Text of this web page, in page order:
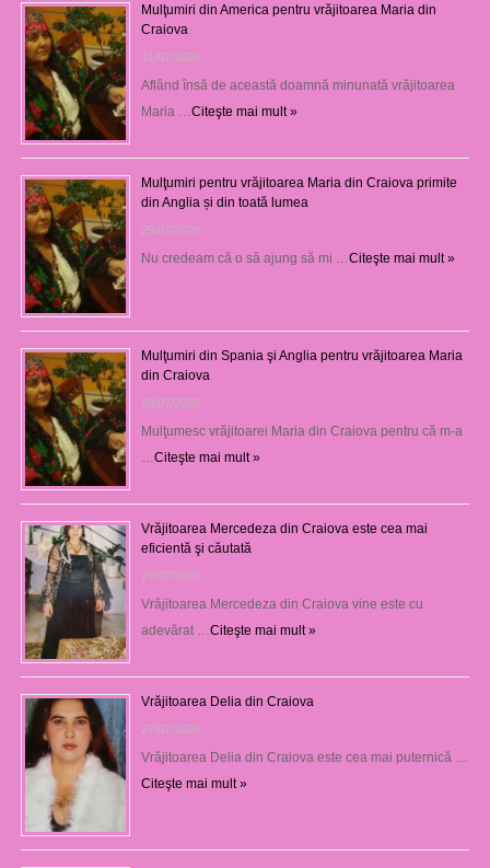
Mulţumiri din America pentru vrăjitoarea Maria din
Craiova
31/07/2026
Aflând însă de această doamnă minunată vrăjitoarea
Maria … Citeşte mai mult »
Mulţumiri pentru vrăjitoarea Maria din Craiova primite
din Anglia și din toată lumea
29/07/2026
Nu credeam că o să ajung să mi … Citeşte mai mult »
Mulţumiri din Spania şi Anglia pentru vrăjitoarea Maria
din Craiova
28/07/2026
Mulţumesc vrăjitoarei Maria din Craiova pentru că m-a
Citeşte mai mult »
Vrăjitoarea Mercedeza din Craiova este cea mai
eficientă şi căutată
27/07/2026
Vrăjitoarea Mercedeza din Craiova vine este cu
adevărat … Citeşte mai mult »
Vrăjitoarea Delia din Craiova
27/07/2026
Vrăjitoarea Delia din Craiova este cea mai puternică …
Citeşte mai mult »